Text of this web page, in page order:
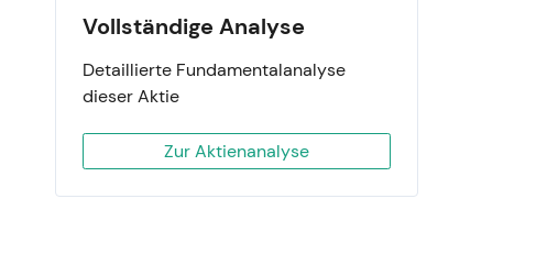
Vollständige Analyse
Detaillierte Fundamentalanalyse
dieser Aktie
Zur Aktienanalyse